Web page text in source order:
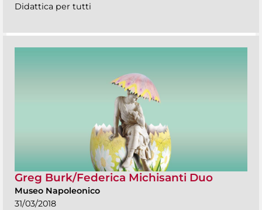
Didattica per tutti
Greg Burk/Federica Michisanti Duo
Museo Napoleonico
31/03/2018